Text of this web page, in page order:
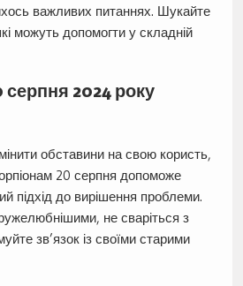
важливих питаннях. Шукайте
можуть допомогти у складній
серпня 2024 року
обставини на свою користь,
20 серпня допоможе
підхід до вирішення проблеми.
не сваріться з
зв’язок із своїми старими